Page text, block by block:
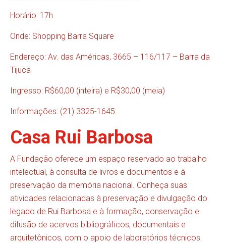
Horário: 17h
Onde: Shopping Barra Square
Endereço: Av. das Américas, 3665 – 116/117 – Barra da
Tijuca
Ingresso: R$60,00 (inteira) e R$30,00 (meia)
Informações: (21) 3325-1645
Casa Rui Barbosa
A Fundação oferece um espaço reservado ao trabalho
intelectual, à consulta de livros e documentos e à
preservação da memória nacional. Conheça suas
atividades relacionadas à preservação e divulgação do
legado de Rui Barbosa e à formação, conservação e
difusão de acervos bibliográficos, documentais e
arquitetônicos, com o apoio de laboratórios técnicos.